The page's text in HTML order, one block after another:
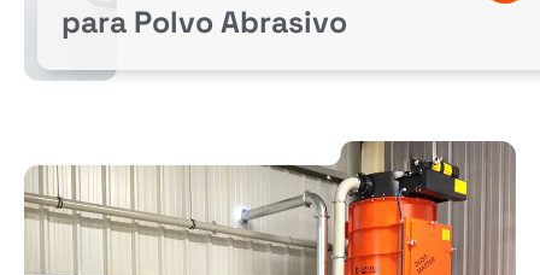
para Polvo Abrasivo